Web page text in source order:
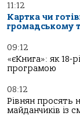
11:12
Картка чи
громадському
09:12
«єКнига»: як 18-
програмою
08:12
Рівнян просять
майданчиків із